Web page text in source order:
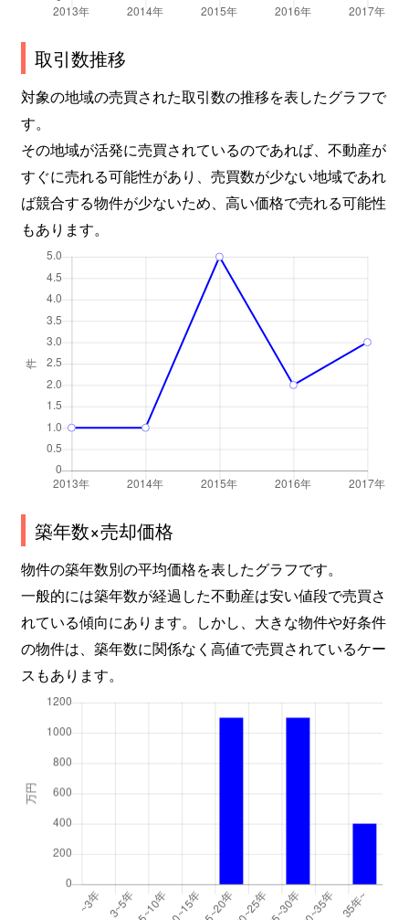
取引数推移
対象の地域の売買された取引数の推移を表したグラフで
す。
その地域が活発に売買されているのであれば、不動産が
すぐに売れる可能性があり、売買数が少ない地域であれ
ば競合する物件が少ないため、高い価格で売れる可能性
もあります。
築年数×売却価格
物件の築年数別の平均価格を表したグラフです。
一般的には築年数が経過した不動産は安い値段で売買さ
れている傾向にあります。しかし、大きな物件や好条件
の物件は、築年数に関係なく高値で売買されているケー
スもあります。